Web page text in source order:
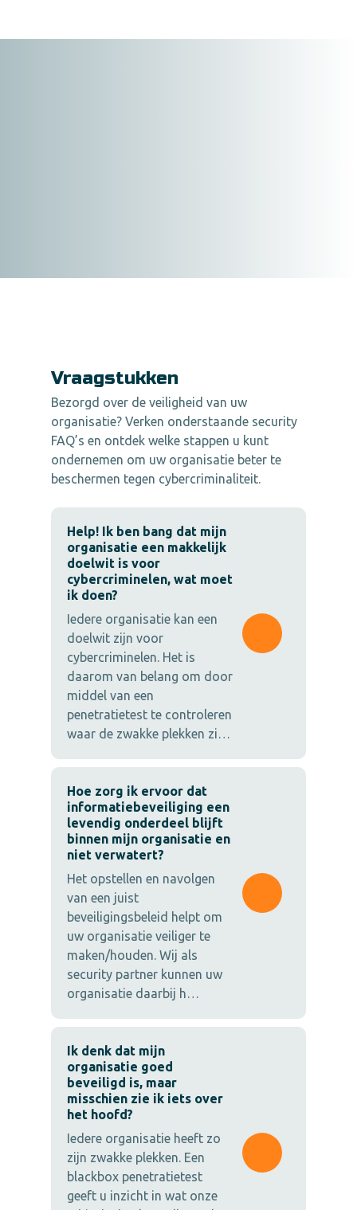
Vraagstukken
Bezorgd over de veiligheid van uw
organisatie? Verken onderstaande security
FAQ’s en ontdek welke stappen u kunt
ondernemen om uw organisatie beter te
beschermen tegen cybercriminaliteit.
Help! Ik ben bang dat mijn
organisatie een makkelijk
doelwit is voor
cybercriminelen, wat moet
ik doen?
Iedere organisatie kan een
doelwit zijn voor
cybercriminelen. Het is
daarom van belang om door
middel van een
penetratietest te controleren
waar de zwakke plekken zi…
Hoe zorg ik ervoor dat
informatiebeveiliging een
levendig onderdeel blijft
binnen mijn organisatie en
niet verwatert?
Het opstellen en navolgen
van een juist
beveiligingsbeleid helpt om
uw organisatie veiliger te
maken/houden. Wij als
security partner kunnen uw
organisatie daarbij h…
Ik denk dat mijn
organisatie goed
beveiligd is, maar
misschien zie ik iets over
het hoofd?
Iedere organisatie heeft zo
zijn zwakke plekken. Een
blackbox penetratietest
geeft u inzicht in wat onze